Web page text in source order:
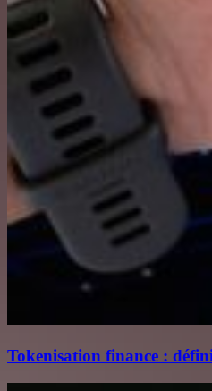
Tokenisation finance :